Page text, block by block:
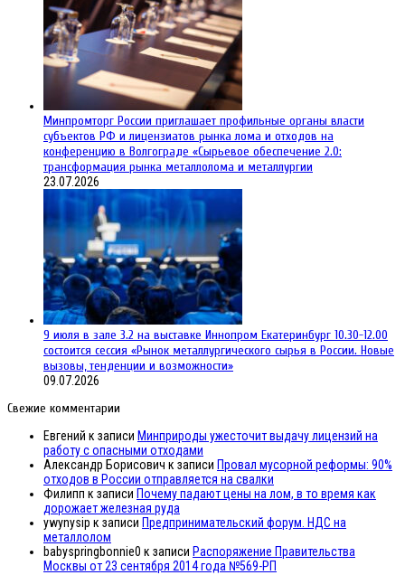
Минпромторг России приглашает профильные органы власти
субъектов РФ и лицензиатов рынка лома и отходов на
конференцию в Волгограде «Сырьевое обеспечение 2.0:
трансформация рынка металлолома и металлургии
23.07.2026
9 июля в зале 3.2 на выставке Иннопром Екатеринбург 10.30-12.00
состоится сессия «Рынок металлургического сырья в России. Новые
вызовы, тенденции и возможности»
09.07.2026
Свежие комментарии
Евгений к записи Минприроды ужесточит выдачу лицензий на
работу с опасными отходами
Александр Борисович к записи Провал мусорной реформы: 90%
отходов в России отправляется на свалки
Филипп к записи Почему падают цены на лом, в то время как
дорожает железная руда
ywynysip к записи Предпринимательский форум. НДС на
металлолом
babyspringbonnie0 к записи Распоряжение Правительства
Москвы от 23 сентября 2014 года №569-РП